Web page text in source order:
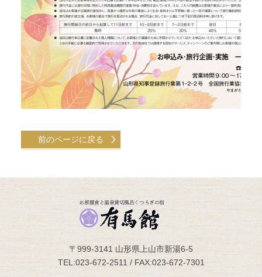
前のページに戻る
〒999-3141 山形県上山市新湯6-5
TEL:023-672-2511 / FAX:023-672-7301